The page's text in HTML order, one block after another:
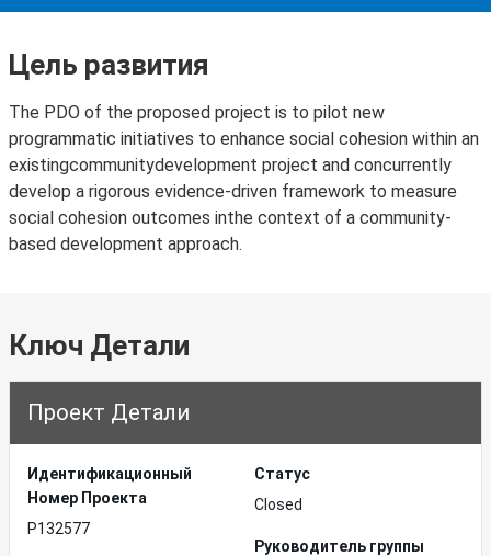
Цель развития
The PDO of the proposed project is to pilot new
programmatic initiatives to enhance social cohesion within an
existingcommunitydevelopment project and concurrently
develop a rigorous evidence-driven framework to measure
social cohesion outcomes inthe context of a community-
based development approach.
Ключ Детали
Проект Детали
Идентификационный
Hомер Проекта
P132577
Статус
Closed
Руководитель группы